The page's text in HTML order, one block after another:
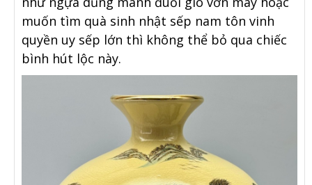
muốn tìm quà sinh nhật sếp nam tôn vinh
quyền uy sếp lớn thì không thể bỏ qua chiếc
bình hút lộc này.